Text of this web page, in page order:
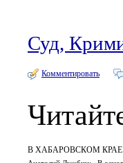
Суд,
Комментировать
В ХАБАРОВСКОМ